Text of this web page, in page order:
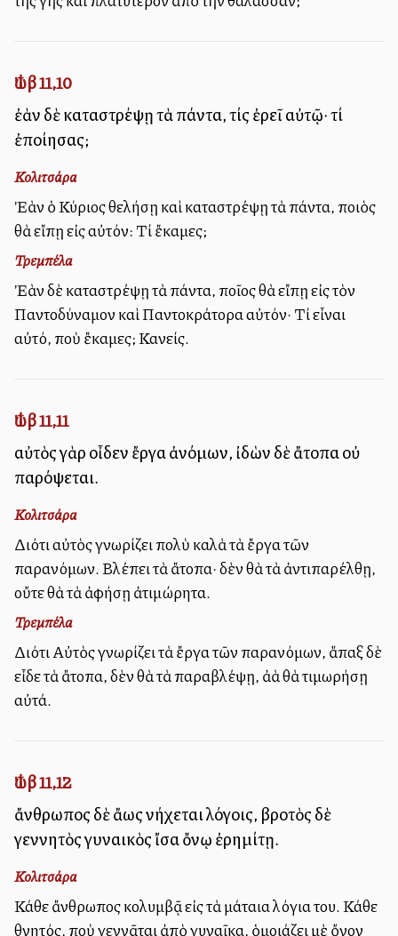
Ἰώβ 11,10
ἐὰν δὲ καταστρέψῃ τὰ πάντα, τίς ἐρεῖ αὐτῷ· τί
ἐποίησας;
Κολιτσάρα
Ἐὰν ὁ Κύριος θελήσῃ καὶ καταστρέψῃ τὰ πάντα, ποιὸς
θὰ εἴπῃ εἰς αὐτόν: Τί ἔκαμες;
Τρεμπέλα
Ἐὰν δὲ καταστρέψῃ τὰ πάντα, ποῖος θὰ εἴπῃ εἰς τὸν
Παντοδύναμον καὶ Παντοκράτορα αὐτόν· Τί εἶναι
αὐτό, ποὺ ἔκαμες; Κανείς.
Ἰώβ 11,11
αὐτὸς γὰρ οἶδεν ἔργα ἀνόμων, ἰδὼν δὲ ἄτοπα οὐ
παρόψεται.
Κολιτσάρα
Διότι αὐτὸς γνωρίζει πολὺ καλὰ τὰ ἔργα τῶν
παρανόμων. Βλέπει τὰ ἄτοπα· δὲν θὰ τὰ ἀντιπαρέλθῃ,
οὔτε θὰ τὰ ἀφήσῃ ἀτιμώρητα.
Τρεμπέλα
Διότι Αὐτὸς γνωρίζει τὰ ἔργα τῶν παρανόμων, ἅπαξ δὲ
εἶδε τὰ ἄτοπα, δὲν θὰ τὰ παραβλέψῃ, ἀλλὰ θὰ τιμωρήσῃ
αὐτά.
Ἰώβ 11,12
ἄνθρωπος δὲ ἄλλως νήχεται λόγοις, βροτὸς δὲ
γεννητὸς γυναικὸς ἴσα ὄνῳ ἐρημίτῃ.
Κολιτσάρα
Κάθε ἄνθρωπος κολυμβᾷ εἰς τὰ μάταια λόγια του. Κάθε
θνητός, ποὺ γεννᾷται ἀπὸ γυναῖκα, ὁμοιάζει μὲ ὄνον